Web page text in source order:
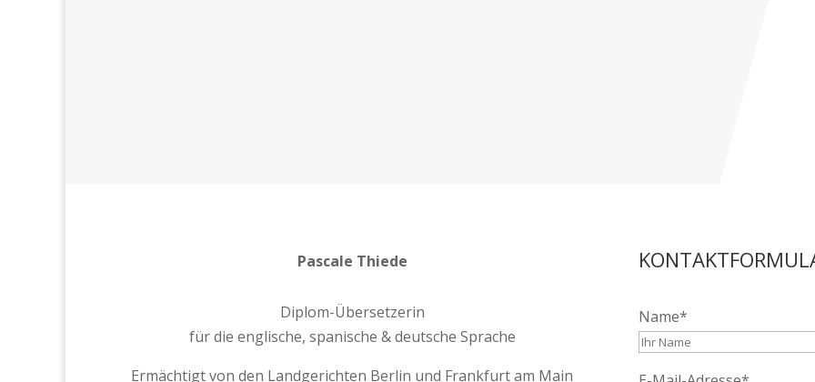
Pascale Thiede
Diplom-Übersetzerin
für die englische, spanische & deutsche Sprache
Ermächtigt von den Landgerichten Berlin und Frankfurt am Main
Name*